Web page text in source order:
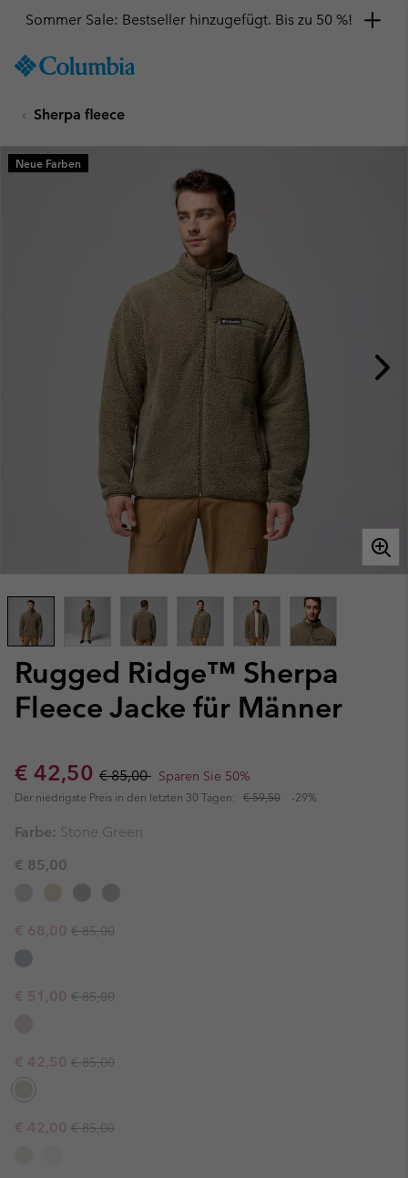
TO
SKIP
MAIN
NAV
Sommer Sale: Bestseller hinzugefügt. Bis zu 50 %!
Sherpa fleece
Rugged Ridge™ Sherpa
Fleece Jacke für Männer
Sale price:
€ 42,50 Regular price:
€ 85,00 Sparen Sie 50%
Der niedrigste Preis in den letzten 30 Tagen: € 59,50 -29%
Neue Farben
Farbe: Stone Green
€ 85,00
Sale price:
€ 68,00 Regular price:
€ 85,00
Sale price:
€ 51,00 Regular price:
€ 85,00
Sale price:
€ 42,50 Regular price:
€ 85,00
Sale price:
€ 42,00 Regular price:
€ 85,00